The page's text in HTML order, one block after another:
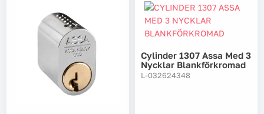
Cylinder 1307 Assa Med 3
Nycklar Blankförkromad
L-032624348